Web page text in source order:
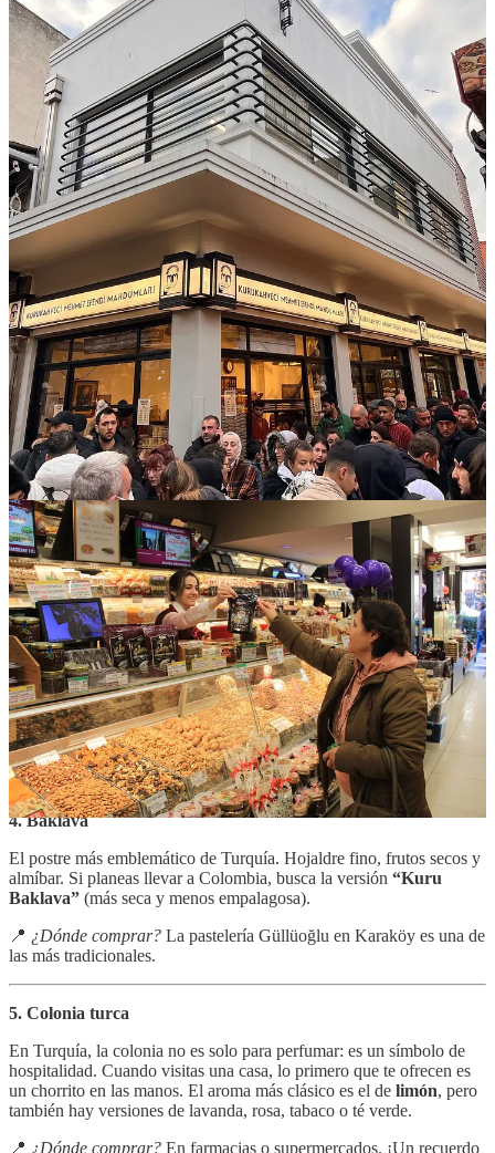
2. Tés turcos: negro y de frutas
En Turquía, el té (çay) es parte esencial de la vida diaria.
Té negro (çay):
Se sirve todo el día, es fuerte y ligeramente
amargo. Necesitas una tetera especial (çaydanlık) para
prepararlo correctamente.
Té de frutas:Como manzana, granada o rosa. Curiosamente,
este lo consumen más los turistas que los propios turcos.
Viene en dos formatos:
Instantáneo:
muy dulce, económico y duradero.
Natural: hecho con frutas y cáscaras deshidratadas.
Requiere tetera o prensa francesa, y debe almacenarse
bien para conservar su frescura.
📍¿Dónde comprar?Supermercados como Migros o A101, o en el
Bazar de las Especias.
3. Café turco y su preparación
Para los amantes del café, el café turco es un regalo ideal. De sabor
intenso, se sirve en pequeñas tazas y su preparación tiene todo un
ritual.
La marca más conocida esKuru Kahveci Mehmet Efendi,
disponible en supermercados o recién molido en su tienda
icónica de Eminönü (Estambul).
No olvides llevar la cafetera de cobre ( cezve) y las tazas
tradicionales (fincan).
4. Baklava
El postre más emblemático de Turquía. Hojaldre fino, frutos secos y
almíbar. Si planeas llevar a Colombia, busca la versión “Kuru
Baklava” (más seca y menos empalagosa).
📍 ¿Dónde comprar? La pastelería Güllüoğlu en Karaköy es una de
las más tradicionales.
5. Colonia turca
En Turquía, la colonia no es solo para perfumar: es un símbolo de
hospitalidad. Cuando visitas una casa, lo primero que te ofrecen es
un chorrito en las manos. El aroma más clásico es el de limón, pero
también hay versiones de lavanda, rosa, tabaco o té verde.
📍 ¿Dónde comprar? En farmacias o supermercados. ¡Un recuerdo